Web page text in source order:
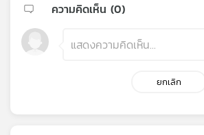
ความคิดเห็น (0)
ยกเลิก